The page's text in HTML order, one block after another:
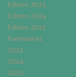
Edition 2023
Edition 2024
Edition 2025
Partenaires
2023
2024
2025